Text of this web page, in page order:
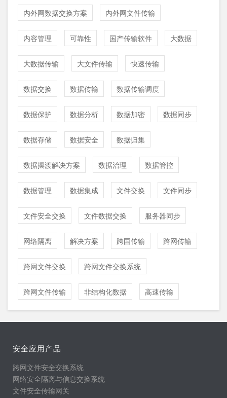
内外网数据交换方案 内外网文件传输
内容管理 可靠性 国产传输软件 大数据
大数据传输 大文件传输 快速传输
数据交换 数据传输 数据传输调度
数据保护 数据分析 数据加密 数据同步
数据存储 数据安全 数据归集
数据摆渡解决方案 数据治理 数据管控
数据管理 数据集成 文件交换 文件同步
文件安全交换 文件数据交换 服务器同步
网络隔离 解决方案 跨国传输 跨网传输
跨网文件交换 跨网文件交换系统
跨网文件传输 非结构化数据 高速传输
安全应用产品
跨网文件安全交换系统
网络安全隔离与信息交换系统
文件安全传输网关